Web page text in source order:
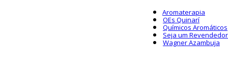
Aromaterapia
OEs Quinarí
Químicos Aromáticos
Seja um Revendedor
Wagner Azambuja